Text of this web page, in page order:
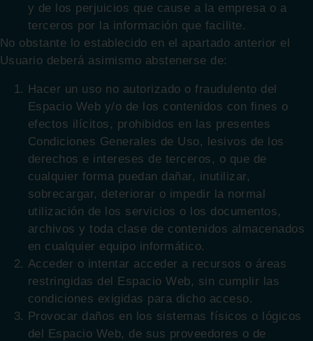
y de los perjuicios que cause a la empresa o a
terceros por la información que facilite.
No obstante lo establecido en el apartado anterior el
Usuario deberá asimismo abstenerse de:
Hacer un uso no autorizado o fraudulento del
Espacio Web y/o de los contenidos con fines o
efectos ilícitos, prohibidos en las presentes
Condiciones Generales de Uso, lesivos de los
derechos e intereses de terceros, o que de
cualquier forma puedan dañar, inutilizar,
sobrecargar, deteriorar o impedir la normal
utilización de los servicios o los documentos,
archivos y toda clase de contenidos almacenados
en cualquier equipo informático.
Acceder o intentar acceder a recursos o áreas
restringidas del Espacio Web, sin cumplir las
condiciones exigidas para dicho acceso.
Provocar daños en los sistemas físicos o lógicos
del Espacio Web, de sus proveedores o de